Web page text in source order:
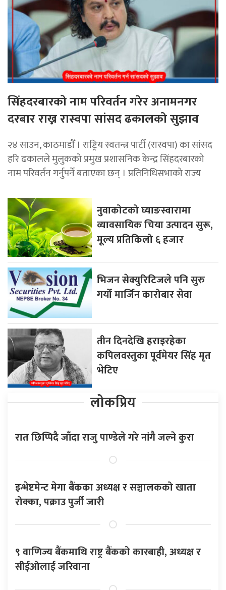
सिंहदरबारको नाम परिवर्तन गरेर अनामनगर
दरबार राख्न रास्वपा सांसद ढकालको सुझाव
२४ साउन, काठमाडाैँ । राष्ट्रिय स्वतन्त्र पार्टी (रास्वपा) का सांसद
हरि ढकालले मुलुकको प्रमुख प्रशासनिक केन्द्र सिंहदरबारको
नाम परिवर्तन गर्नुपर्ने बताएका छन् । प्रतिनिधिसभाको राज्य
नुवाकोटको घ्याङस्वारामा
व्यावसायिक चिया उत्पादन सुरू,
मूल्य प्रतिकिलो ६ हजार
भिजन सेक्युरिटिजले पनि सुरु
गर्यो मार्जिन कारोबार सेवा
तीन दिनदेखि हराइरहेका
कपिलवस्तुका पूर्वमेयर सिंह मृत
भेटिए
लोकप्रिय
रात छिप्पिदै जाँदा राजु पाण्डेले गरे नांगै जल्ने कुरा
इन्भेष्टमेन्ट मेगा बैंकका अध्यक्ष र सञ्चालकको खाता
रोक्का, पक्राउ पुर्जी जारी
९ वाणिज्य बैंकमाथि राष्ट्र बैंकको कारबाही, अध्यक्ष र
सीईओलाई जरिवाना